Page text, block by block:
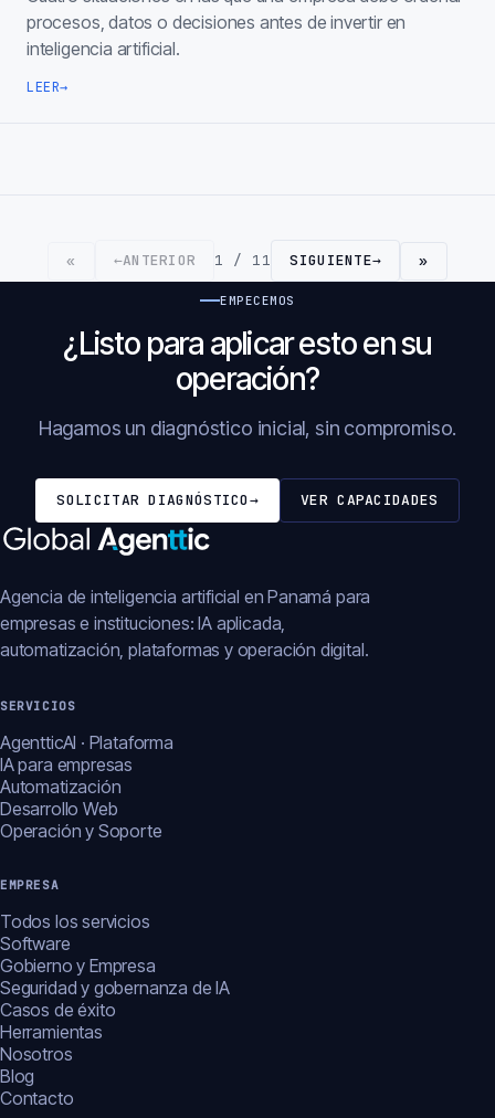
procesos, datos o decisiones antes de invertir en
inteligencia artificial.
LEER→
« ←ANTERIOR 1 / 11 SIGUIENTE→ »
EMPECEMOS
¿Listo para aplicar esto en su
operación?
Hagamos un diagnóstico inicial, sin compromiso.
SOLICITAR DIAGNÓSTICO→ VER CAPACIDADES
Agencia de inteligencia artificial en Panamá para
empresas e instituciones: IA aplicada,
automatización, plataformas y operación digital.
SERVICIOS
AgentticAI · Plataforma
IA para empresas
Automatización
Desarrollo Web
Operación y Soporte
EMPRESA
Todos los servicios
Software
Gobierno y Empresa
Seguridad y gobernanza de IA
Casos de éxito
Herramientas
Nosotros
Blog
Contacto